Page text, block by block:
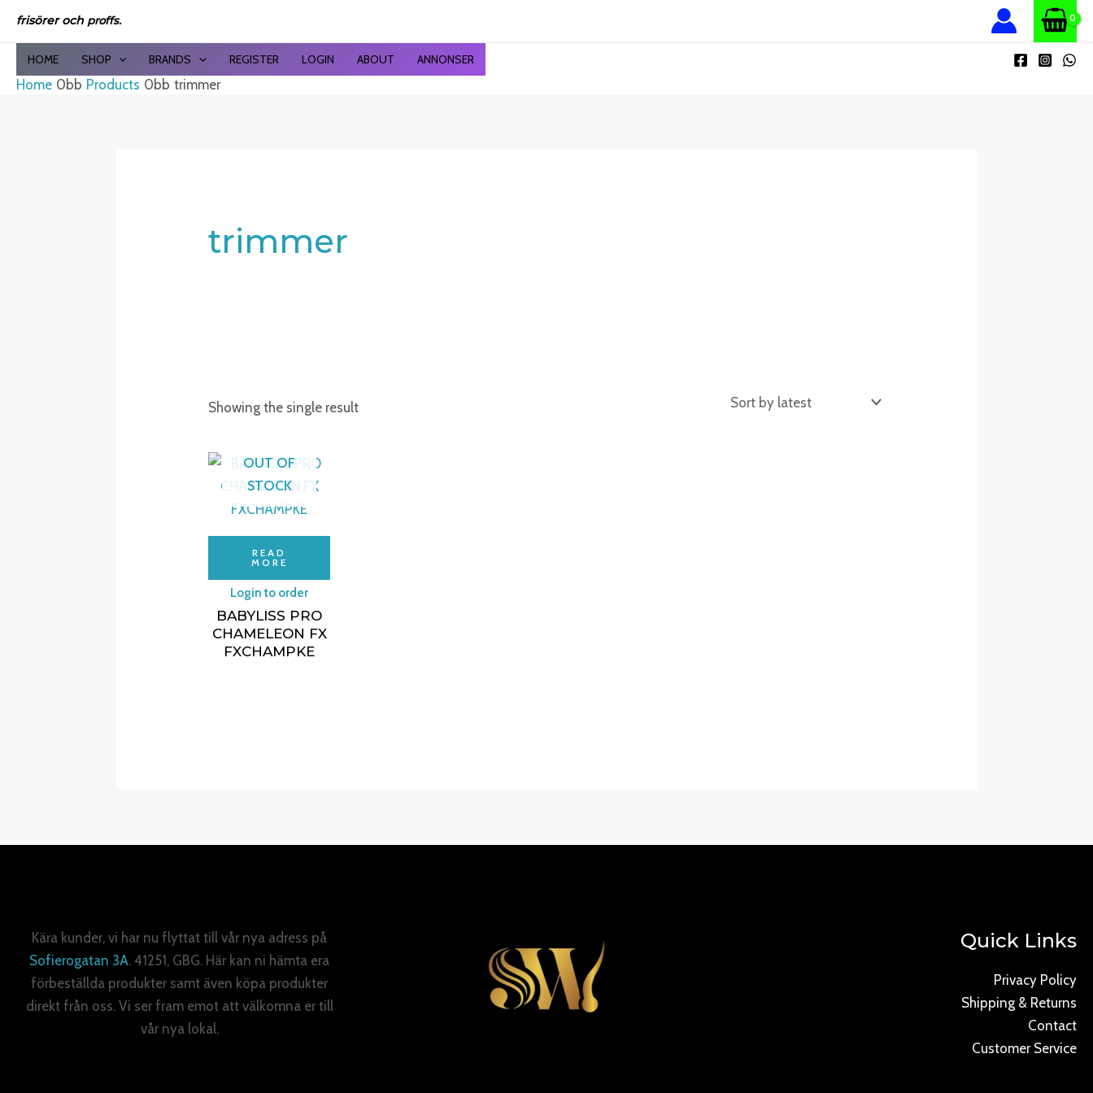
content
frisörer och proffs.
HOME SHOP BRANDS REGISTER LOGIN ABOUT ANNONSER
Home Products trimmer
trimmer
Showing the single result
OUT OF
STOCK
READ
MORE
Login to order
BABYLISS PRO
CHAMELEON FX
FXCHAMPKE
Kära kunder, vi har nu flyttat till vår nya adress på
Sofierogatan 3A. 41251, GBG. Här kan ni hämta era
förbeställda produkter samt även köpa produkter
direkt från oss. Vi ser fram emot att välkomna er till
vår nya lokal.
Quick Links
Privacy Policy
Shipping & Returns
Contact
Customer Service